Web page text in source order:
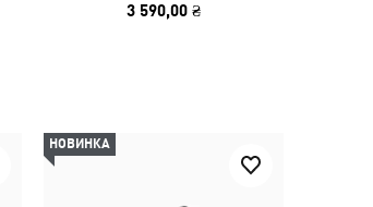
3 590,00 ₴
НОВИНКА